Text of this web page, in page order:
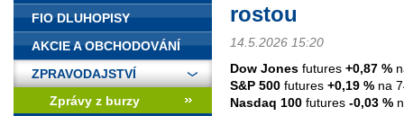
rostou
14.5.2026 15:20
Dow Jones futures +0,87 %
S&P 500 futures +0,19 % na
Nasdaq 100 futures -0,03 %
FIO DLUHOPISY
AKCIE A OBCHODOVÁNÍ
ZPRAVODAJSTVÍ
Zprávy z burzy